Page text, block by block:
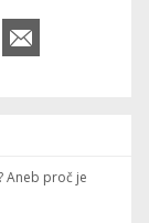
Aneb proč je